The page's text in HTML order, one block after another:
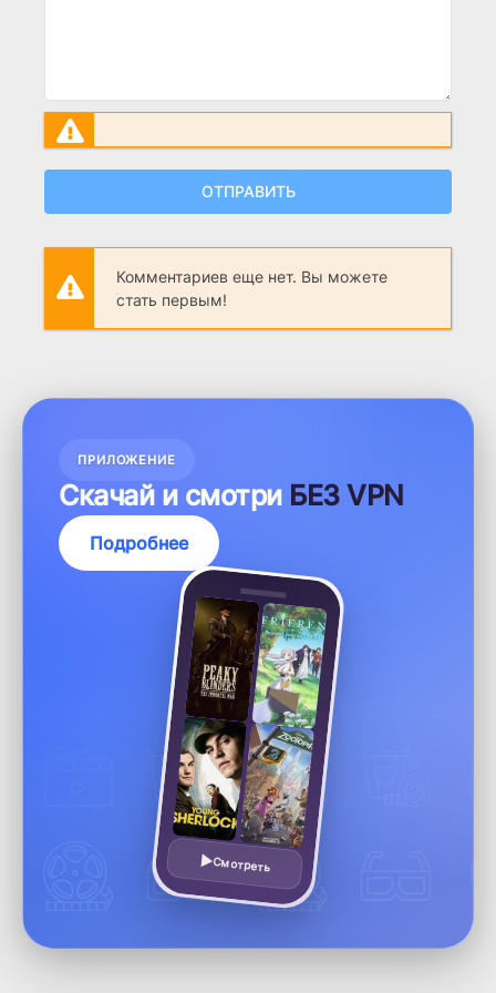
ОТПРАВИТЬ
Комментариев еще нет. Вы можете
стать первым!
ПРИЛОЖЕНИЕ
Скачай и смотри БЕЗ VPN
Подробнее
Смотреть